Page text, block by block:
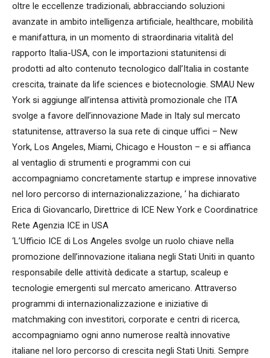
oltre le eccellenze tradizionali, abbracciando soluzioni
avanzate in ambito intelligenza artificiale, healthcare, mobilità
e manifattura, in un momento di straordinaria vitalità del
rapporto Italia-USA, con le importazioni statunitensi di
prodotti ad alto contenuto tecnologico dall’Italia in costante
crescita, trainate da life sciences e biotecnologie. SMAU New
York si aggiunge all’intensa attività promozionale che ITA
svolge a favore dell’innovazione Made in Italy sul mercato
statunitense, attraverso la sua rete di cinque uffici – New
York, Los Angeles, Miami, Chicago e Houston – e si affianca
al ventaglio di strumenti e programmi con cui
accompagniamo concretamente startup e imprese innovative
nel loro percorso di internazionalizzazione, ‘ ha dichiarato
Erica di Giovancarlo, Direttrice di ICE New York e Coordinatrice
Rete Agenzia ICE in USA
‘L’Ufficio ICE di Los Angeles svolge un ruolo chiave nella
promozione dell’innovazione italiana negli Stati Uniti in quanto
responsabile delle attività dedicate a startup, scaleup e
tecnologie emergenti sul mercato americano. Attraverso
programmi di internazionalizzazione e iniziative di
matchmaking con investitori, corporate e centri di ricerca,
accompagniamo ogni anno numerose realtà innovative
italiane nel loro percorso di crescita negli Stati Uniti. Sempre